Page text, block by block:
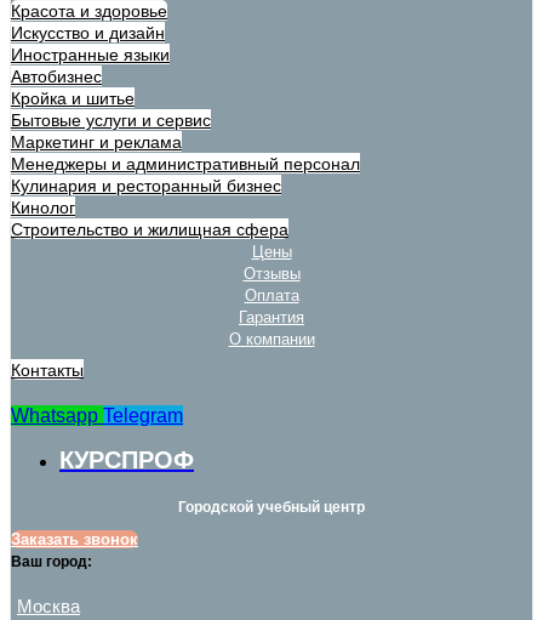
Красота и здоровье
Искусство и дизайн
Иностранные языки
Автобизнес
Кройка и шитье
Бытовые услуги и сервис
Маркетинг и реклама
Менеджеры и административный персонал
Кулинария и ресторанный бизнес
Кинолог
Строительство и жилищная сфера
Цены
Отзывы
Оплата
Гарантия
О компании
Контакты
Whatsapp Telegram
КУРСПРОФ
Городской учебный центр
Заказать звонок
Ваш город:
Москва